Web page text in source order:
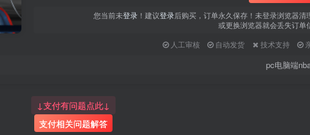
您当前未登录 ！建议登录后购买，订单永久保存！未登录浏览器清
或更换浏览器就会丢失订单
人工审核
自动发货 技术支持
pc电脑端
↓支付有问题点此↓
支付相关问题解答